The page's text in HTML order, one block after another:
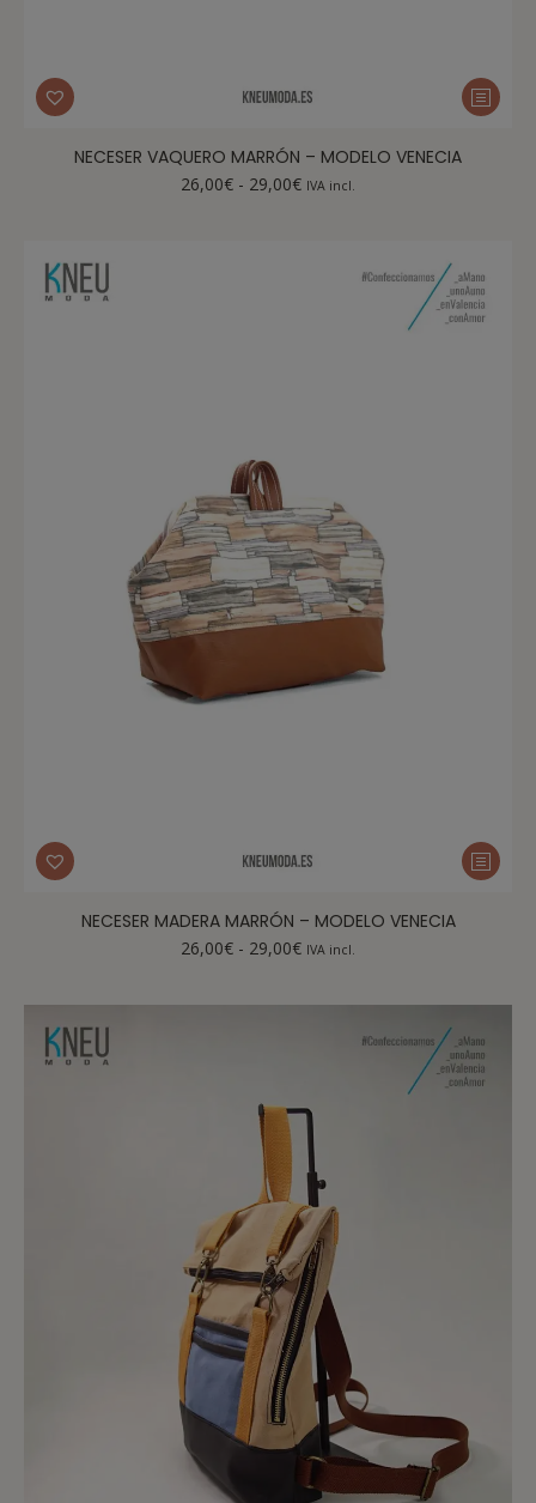
NECESER VAQUERO MARRÓN – MODELO VENECIA
26,00€ - 29,00€ IVA incl.
NECESER MADERA MARRÓN – MODELO VENECIA
26,00€ - 29,00€ IVA incl.